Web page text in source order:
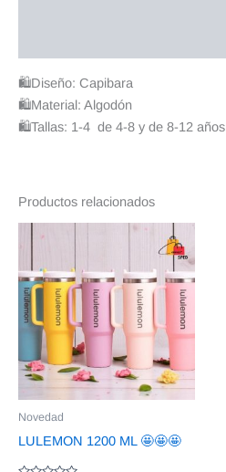
🛍️Diseño: Capibara
🛍️Material: Algodón
🛍️Tallas: 1-4 de 4-8 y de 8-12 años
Productos relacionados
Novedad
LULEMON 1200 ML 🤩🤩🤩